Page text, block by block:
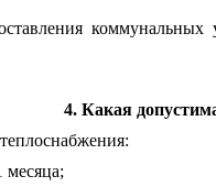
коммунальных
4. Какая
месяца;